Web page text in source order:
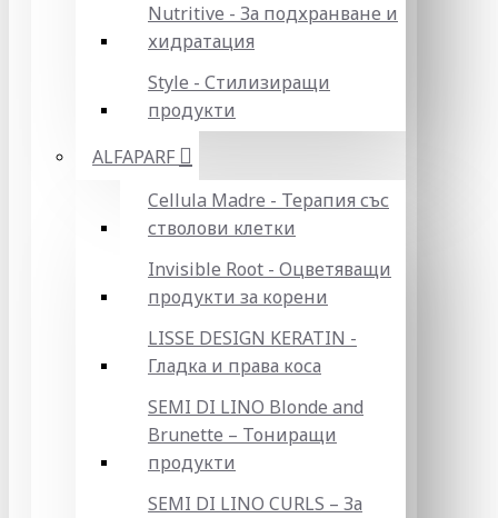
Nutritive - За подхранване и
хидратация
Style - Стилизиращи
продукти
ALFAPARF
Cellula Madre - Терапия със
стволови клетки
Invisible Root - Оцветяващи
продукти за корени
LISSE DESIGN KERATIN -
Гладка и права коса
SEMI DI LINO Blonde and
Brunette – Тониращи
продукти
SEMI DI LINO CURLS – За